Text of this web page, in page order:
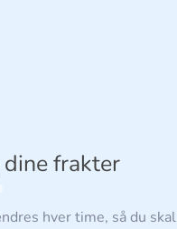
frakter
hver time, så du